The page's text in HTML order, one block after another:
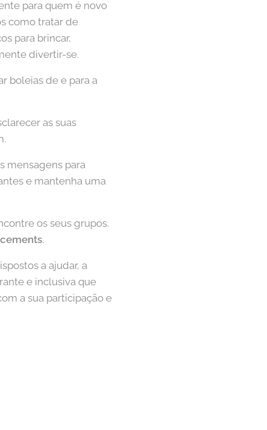
para quem é novo
como tratar de
para brincar,
divertir-se.
boleias de e para a
as suas
mensagens para
e mantenha uma
os seus grupos.
.
a ajudar, a
e inclusiva que
a sua participação e